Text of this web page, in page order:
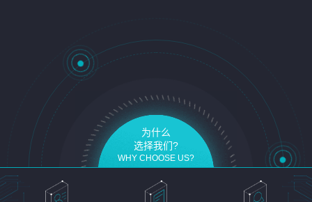
为什么
选择我们?
WHY CHOOSE US?